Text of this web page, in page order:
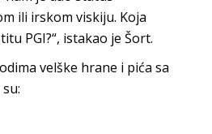
ili irskom viskiju. Koja
PGI?“, istakao je Šort.
velške hrane i pića sa